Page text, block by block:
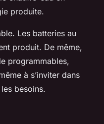
produite.
Les batteries au
produit. De même,
programmables,
à s’inviter dans
besoins.